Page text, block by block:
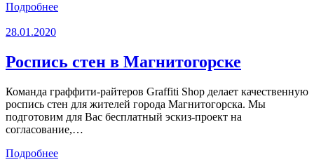
Подробнее
28.01.2020
Роспись стен в Магнитогорске
Команда граффити-райтеров Graffiti Shop делает качественную
роспись стен для жителей города Магнитогорска. Мы
подготовим для Вас бесплатный эскиз-проект на
согласование,…
Подробнее